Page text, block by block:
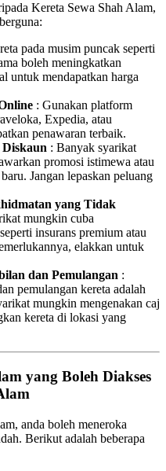
Kereta Sewa Shah Alam,
pada musim puncak seperti
boleh meningkatkan
untuk mendapatkan harga
: Gunakan platform
Expedia, atau
penawaran terbaik.
: Banyak syarikat
promosi istimewa atau
Jangan lepaskan peluang
yang Tidak
mungkin cuba
insurans premium atau
elakkan untuk
dan Pemulangan :
pemulangan kereta adalah
mungkin mengenakan caj
kereta di lokasi yang
yang Boleh Diakses
anda boleh meneroka
Berikut adalah beberapa